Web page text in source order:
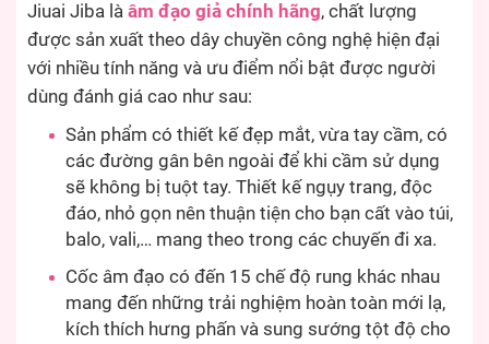
Jiuai Jiba là âm đạo giả chính hãng, chất lượng
được sản xuất theo dây chuyền công nghệ hiện đại
với nhiều tính năng và ưu điểm nổi bật được người
dùng đánh giá cao như sau:
Sản phẩm có thiết kế đẹp mắt, vừa tay cầm, có
các đường gân bên ngoài để khi cầm sử dụng
sẽ không bị tuột tay. Thiết kế ngụy trang, độc
đáo, nhỏ gọn nên thuận tiện cho bạn cất vào túi,
balo, vali,… mang theo trong các chuyến đi xa.
Cốc âm đạo có đến 15 chế độ rung khác nhau
mang đến những trải nghiệm hoàn toàn mới lạ,
kích thích hưng phấn và sung sướng tột độ cho